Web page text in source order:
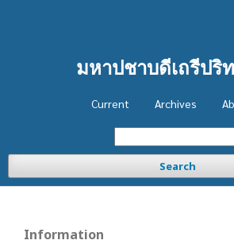
มหาปชาบดีเถรีปริ
Current Archives
Search
Information